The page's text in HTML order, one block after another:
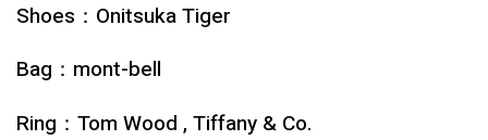
Shoes：Onitsuka Tiger
Bag：mont-bell
Ring：Tom Wood , Tiffany & Co.